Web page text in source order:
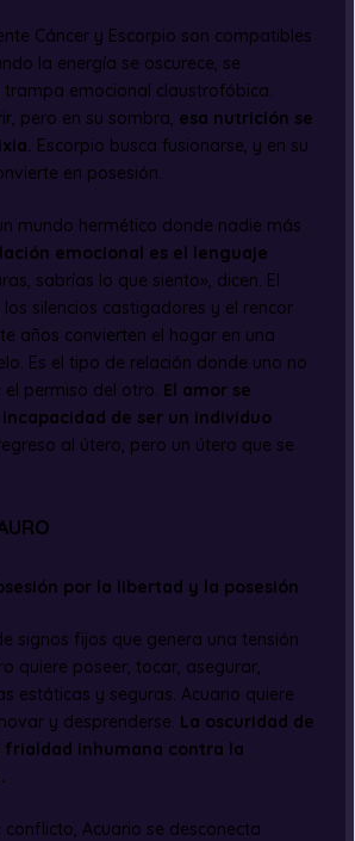
Cáncer y Escorpio son compatibles
la energía se oscurece, se
trampa emocional claustrofóbica.
pero en su sombra, esa nutrición se
Escorpio busca fusionarse, y en su
en posesión.
mundo hermético donde nadie más
emocional es el lenguaje
sabrías lo que siento», dicen. El
silencios castigadores y el rencor
años convierten el hogar en una
Es el tipo de relación donde uno no
el permiso del otro. El amor se
de ser un individuo
al útero, pero un útero que se
por la libertad y la posesión
signos fijos que genera una tensión
quiere poseer, tocar, asegurar,
estáticas y seguras. Acuario quiere
y desprenderse. La oscuridad de
frialdad inhumana contra la
Acuario se desconecta